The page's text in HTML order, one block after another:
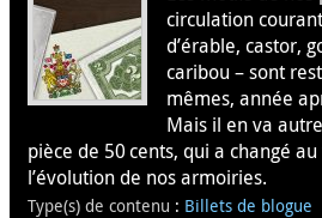
circulation
d’érable, castor,
caribou – sont
mêmes, année
Mais il en va
pièce de 50 cents, qui a changé
l’évolution de nos armoiries.
Type(s) de contenu : Billets de blogue